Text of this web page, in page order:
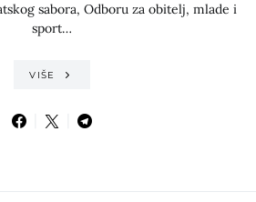
sabora, Odboru za obitelj, mlade i
sport…
VIŠE